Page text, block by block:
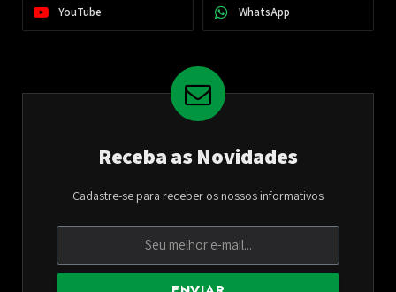
YouTube WhatsApp
Receba as Novidades
Cadastre-se para receber os nossos informativos